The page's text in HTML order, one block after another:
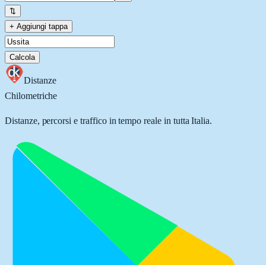
⇅
+ Aggiungi tappa
Calcola
Distanze
Chilometriche
Distanze, percorsi e traffico in tempo reale in tutta Italia.